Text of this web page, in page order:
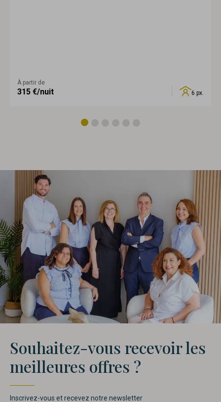
À partir de
315 €/nuit 6 px.
Souhaitez-vous recevoir les
meilleures offres ?
Inscrivez-vous et recevez notre newsletter